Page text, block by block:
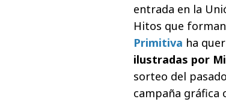
entrada en la
Hitos que
Primitiva ha
ilustradas por
sorteo del
campaña gráfica